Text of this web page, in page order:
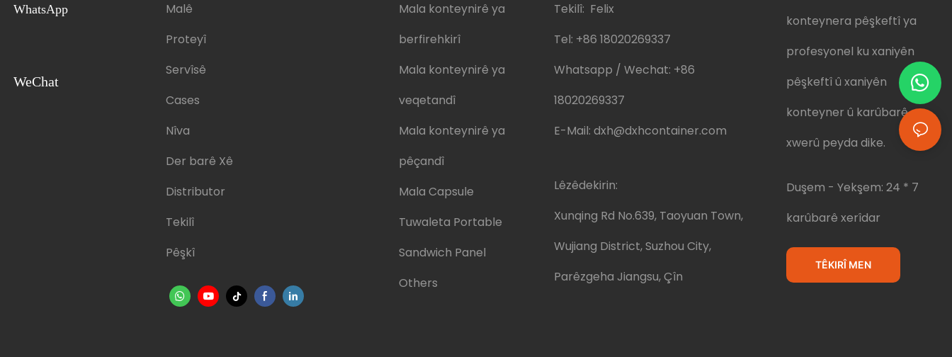
WhatsApp
WeChat
Malê
Proteyî
Servîsê
Cases
Nîva
Der barê Xê
Distributor
Tekilî
Pêşkî
Mala konteynirê ya
berfirehkirî
Mala konteynirê ya
veqetandî
Mala konteynirê ya
pêçandî
Mala Capsule
Tuwaleta Portable
Sandwich Panel
Others
Tekilî: Felix
Tel: +86 18020269337
Whatsapp / Wechat: +86
18020269337
E-Mail: dxh@dxhcontainer.com
Lêzêdekirin:
Xunqing Rd No.639, Taoyuan Town,
Wujiang District, Suzhou City,
Parêzgeha Jiangsu, Çîn
konteynera pêşkeftî ya
profesyonel ku xaniyên
pêşkeftî û xaniyên
konteyner û karûbarê
xwerû peyda dike.
Duşem - Yekşem: 24 * 7
karûbarê xerîdar
TÊKIRÎ MEN